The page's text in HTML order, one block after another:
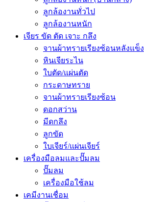
ลูกล้องานทั่วไป
ลูกล้องานหนัก
เจียร ขัด ตัด เจาะ กลึง
จานผ้าทรายเรียงซ้อนหลังแข็ง
หินเจียระไน
ใบตัด/แผ่นตัด
กระดาษทราย
จานผ้าทรายเรียงซ้อน
ดอกสว่าน
มีดกลึง
ลูกขัด
ใบเจียร์/แผ่นเจียร์
เครื่องมือลมและปั๊มลม
ปั๊มลม
เครื่องมือใช้ลม
เคมีงานเชื่อม